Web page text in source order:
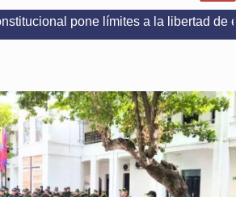
límites a la libertad de expresión